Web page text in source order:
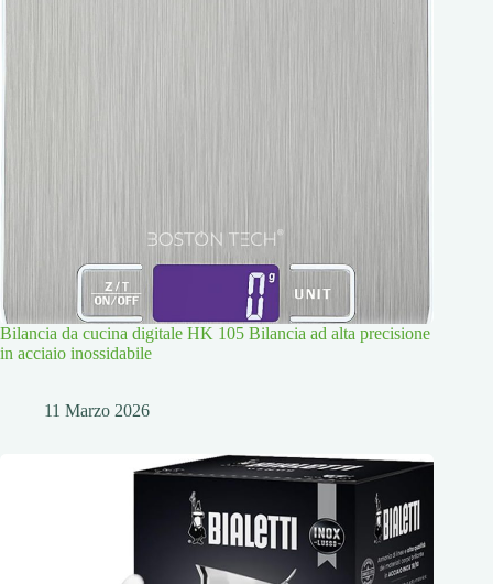
Bilancia da cucina digitale HK 105 Bilancia ad alta precisione
in acciaio inossidabile
11 Marzo 2026